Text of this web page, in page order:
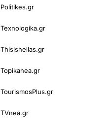
Politikes.gr
Texnologika.gr
Thisishellas.gr
Topikanea.gr
TourismosPlus.gr
TVnea.gr